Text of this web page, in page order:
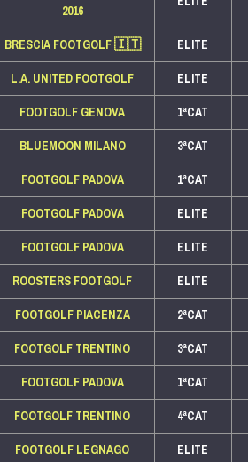
2016
BRESCIA FOOTGOLF🇮🇹 ELITE
L.A. UNITED FOOTGOLF ELITE
FOOTGOLF GENOVA 1ªCAT
BLUEMOON MILANO 3ªCAT
FOOTGOLF PADOVA 1ªCAT
FOOTGOLF PADOVA ELITE
FOOTGOLF PADOVA ELITE
ROOSTERS FOOTGOLF ELITE
FOOTGOLF PIACENZA 2ªCAT
FOOTGOLF TRENTINO 3ªCAT
FOOTGOLF PADOVA 1ªCAT
FOOTGOLF TRENTINO 4ªCAT
FOOTGOLF LEGNAGO ELITE